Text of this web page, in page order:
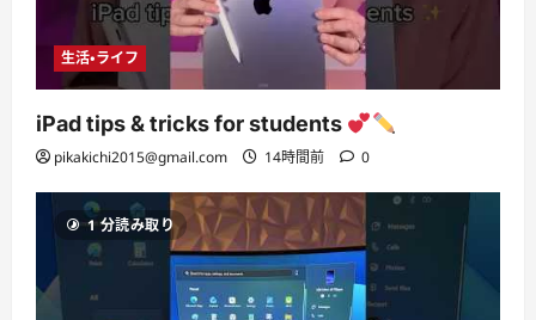
生活・ライフ
iPad tips & tricks for students
pikakichi2015@gmail.com 14時間前 0
1 分読み取り